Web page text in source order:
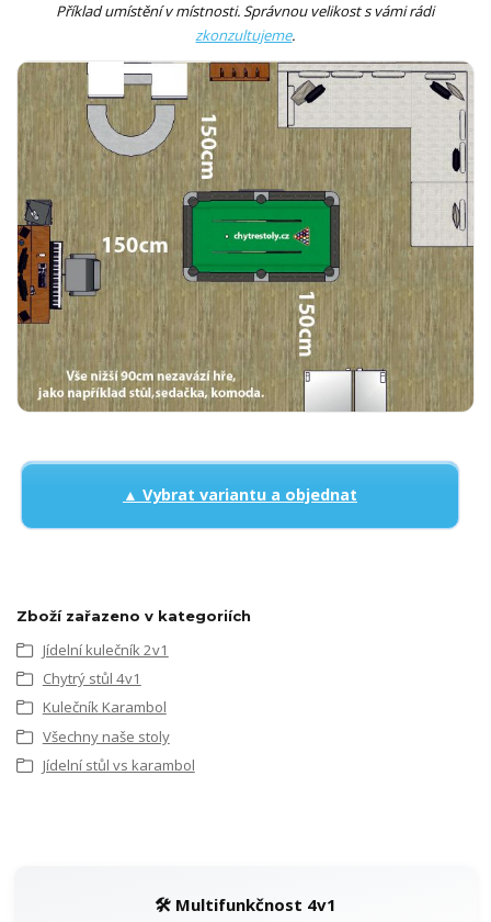
Příklad umístění v místnosti. Správnou velikost s vámi rádi
zkonzultujeme.
▲ Vybrat variantu a objednat
Zboží zařazeno v kategoriích
Jídelní kulečník 2v1
Chytrý stůl 4v1
Kulečník Karambol
Všechny naše stoly
Jídelní stůl vs karambol
🛠️ Multifunkčnost 4v1